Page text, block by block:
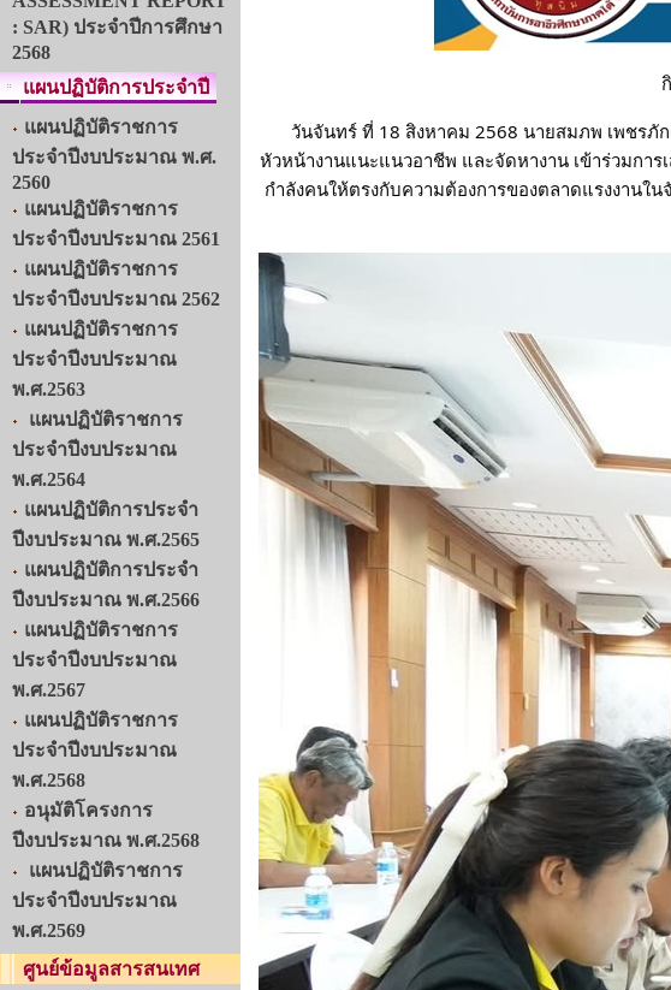
: SAR) ประจำปีการศึกษา
2568
แผนปฏิบัติการประจำปี
แผนปฏิบัติราชการ
ประจำปีงบประมาณ พ.ศ.
2560
แผนปฏิบัติราชการ
ประจำปีงบประมาณ 2561
แผนปฏิบัติราชการ
ประจำปีงบประมาณ 2562
แผนปฏิบัติราชการ
ประจำปีงบประมาณ
พ.ศ.2563
แผนปฏิบัติราชการ
ประจำปีงบประมาณ
พ.ศ.2564
แผนปฏิบัติการประจำ
ปีงบประมาณ พ.ศ.2565
แผนปฏิบัติการประจำ
ปีงบประมาณ พ.ศ.2566
แผนปฏิบัติราชการ
ประจำปีงบประมาณ
พ.ศ.2567
แผนปฏิบัติราชการ
ประจำปีงบประมาณ
พ.ศ.2568
อนุมัติโครงการ
ปีงบประมาณ พ.ศ.2568
แผนปฏิบัติราชการ
ประจำปีงบประมาณ
พ.ศ.2569
ศูนย์ข้อมูลสารสนเทศ
วันจันทร์ ที่ 18 สิงหาคม 2568 นายสมภพ เพชรภั
หัวหน้างานแนะแนวอาชีพ และจัดหางาน เข้าร่วมกา
กำลังคนให้ตรงกับความต้องการของตลาดแรงงาน